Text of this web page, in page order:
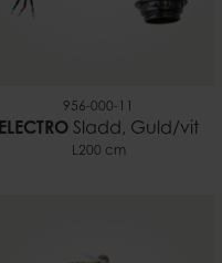
956-000-11
ELECTRO Sladd, Guld/vit
L200 cm